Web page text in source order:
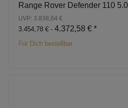
Range Rover Defender 110
UVP: 3.838,64 €
3.454,78 € - 4.372,58 € *
Für Dich bestellbar